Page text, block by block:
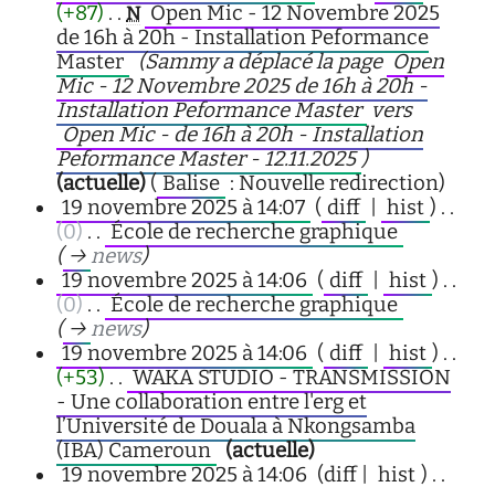
(+87) . . N Open Mic - 12 Novembre 2025
de 16h à 20h - Installation Peformance
Master
(Sammy a déplacé la page Open
Mic - 12 Novembre 2025 de 16h à 20h -
Installation Peformance Master vers
Open Mic - de 16h à 20h - Installation
Peformance Master - 12.11.2025 )
(actuelle) ( Balise : Nouvelle redirection)
19 novembre 2025 à 14:07 ( diff hist ) . .
(0) . . École de recherche graphique
( → news)
19 novembre 2025 à 14:06 ( diff hist ) . .
(0) . . École de recherche graphique
( → news)
19 novembre 2025 à 14:06 ( diff hist ) . .
(+53) . . WAKA STUDIO - TRANSMISSION
- Une collaboration entre l'erg et
l’Université de Douala à Nkongsamba
(IBA) Cameroun
(actuelle)
19 novembre 2025 à 14:06 (diff | hist ) . .